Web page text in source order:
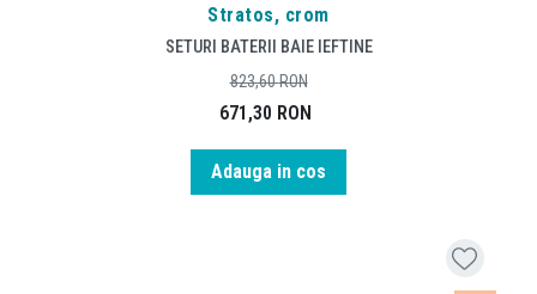
Stratos, crom
SETURI BATERII BAIE IEFTINE
671,30 RON
823,60RON
Adauga in cos